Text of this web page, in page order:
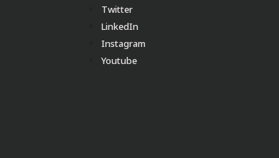
Twitter
LinkedIn
Instagram
Youtube